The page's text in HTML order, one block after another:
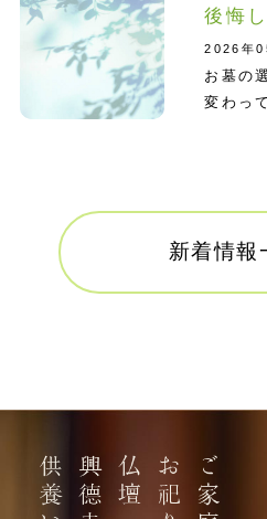
後悔
2026年
お墓の
変わっ
然志向
よって
新着情報